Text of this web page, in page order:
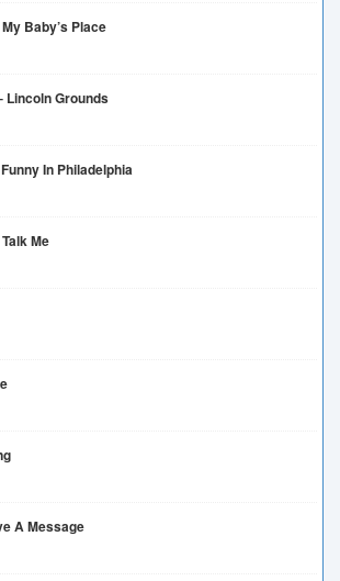
My Baby’s Place
Lincoln Grounds
In Philadelphia
Me
A Message